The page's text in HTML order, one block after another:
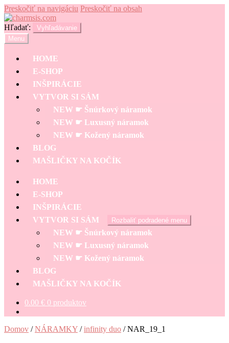
Preskočiť na navigáciu Preskočiť na obsah
Hľadať:
Vyhľadávanie
Menu
HOME
E-SHOP
INŠPIRÁCIE
VYTVOR SI SÁM
NEW ☛ Šnúrkový náramok
NEW ☛ Luxusný náramok
NEW ☛ Kožený náramok
BLOG
MAŠLIČKY NA KOČÍK
HOME
E-SHOP
INŠPIRÁCIE
VYTVOR SI SÁM
Rozbaliť podradené menu
NEW ☛ Šnúrkový náramok
NEW ☛ Luxusný náramok
NEW ☛ Kožený náramok
BLOG
MAŠLIČKY NA KOČÍK
0.00 € 0 produktov
Domov /NÁRAMKY /infinity duo /NAR_19_1